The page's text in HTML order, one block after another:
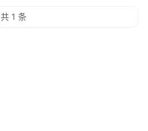
共 1 条